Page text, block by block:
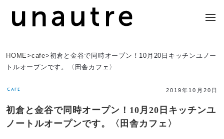
HOME>cafe>初倉と金谷で同時オープン！10月20日キッチンユノー
トルオープンです。〈田舎カフェ〉
CAFE 2019年10月20日
初倉と金谷で同時オープン！10月20日キッチンユ
ノートルオープンです。〈田舎カフェ〉